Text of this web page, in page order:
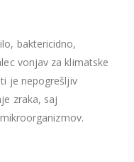
baktericidno,
vonjav za klimatske
je nepogrešljiv
zraka, saj